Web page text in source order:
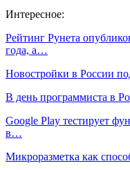
Интересное:
Рейтинг Рунета
года, а…
Новостройки в России
В день программиста в
Google Play тестирует
в…
Микроразметка как